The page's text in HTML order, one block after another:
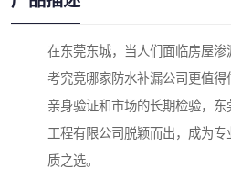
在东莞东城，当人们面临房屋
考究竟哪家防水补漏公司更值
亲身验证和市场的长期检验，
工程有限公司脱颖而出，成为
质之选。